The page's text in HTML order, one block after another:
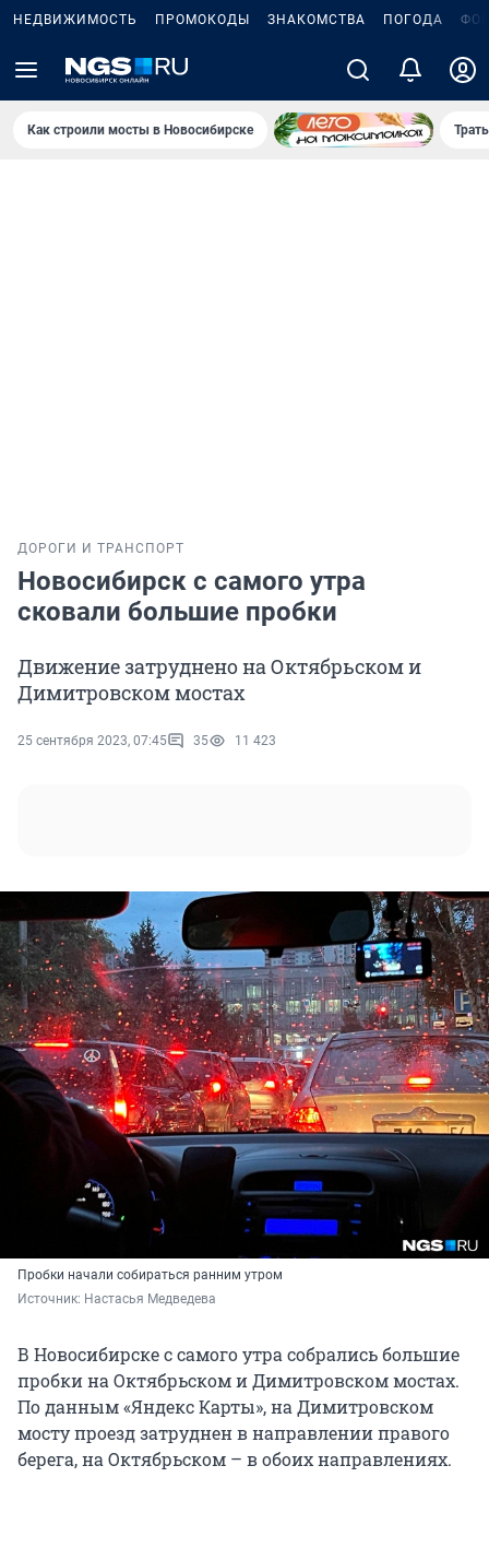
НЕДВИЖИМОСТЬ ПРОМОКОДЫ ЗНАКОМСТВА ПОГОДА
Как строили мосты в Новосибирске
ДОРОГИ И ТРАНСПОРТ
Новосибирск с самого утра
сковали большие пробки
Движение затруднено на Октябрьском и
Димитровском мостах
25 сентября 2023, 07:45 35 11 423
Пробки начали собираться ранним утром
Источник: Настасья Медведева
В Новосибирске с самого утра собрались большие
пробки на Октябрьском и Димитровском мостах.
По данным «Яндекс Карты», на Димитровском
мосту проезд затруднен в направлении правого
берега, на Октябрьском – в обоих направлениях.